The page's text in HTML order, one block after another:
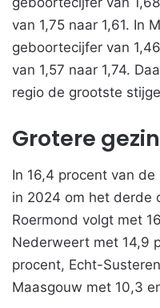
van 1,75 naar 1,61. In
geboortecijfer van
van 1,57 naar 1,74.
regio de grootste
Grotere
In 16,4 procent van
in 2024 om het derde
Roermond volgt met
Nederweert met 14,9
procent, Echt-
Maasgouw met 10,3